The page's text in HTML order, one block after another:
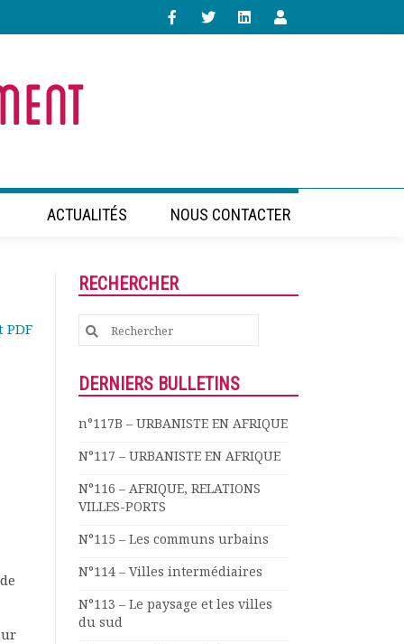
ACTUALITÉS NOUS CONTACTER
PDF
RECHERCHER
Search
for:
DERNIERS BULLETINS
n°117B – URBANISTE EN AFRIQUE
N°117 – URBANISTE EN AFRIQUE
N°116 – AFRIQUE, RELATIONS
VILLES-PORTS
N°115 – Les communs urbains
N°114 – Villes intermédiaires
N°113 – Le paysage et les villes
du sud